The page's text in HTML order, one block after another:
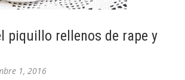
piquillo rellenos de rape y
1, 2016